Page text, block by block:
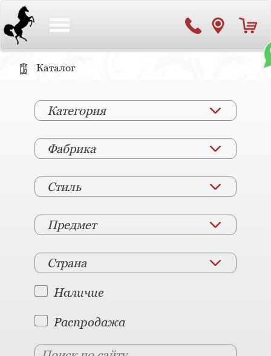
Каталог
Категория
Фабрика
Стиль
Предмет
Страна
Наличие
Распродажа